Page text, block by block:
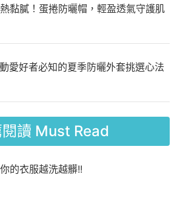
黏膩！蛋捲防曬帽，輕盈透氣守護肌
愛好者必知的夏季防曬外套挑選心法
讀 Must Read
的衣服越洗越髒!!